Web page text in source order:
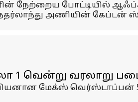
நேற்றைய போட்டியில்
அணியின் கேப்டன்
1 வென்று வரலாறு
மேக்ஸ் வெர்ஸ்டாப்பன்